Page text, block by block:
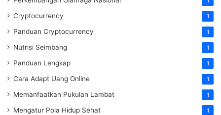
Cryptocurrency 1
Panduan Cryptocurrency 1
Nutrisi Seimbang 1
Panduan Lengkap 1
Cara Adapt Uang Online 1
Memanfaatkan Pukulan Lambat 1
Mengatur Pola Hidup Sehat 1